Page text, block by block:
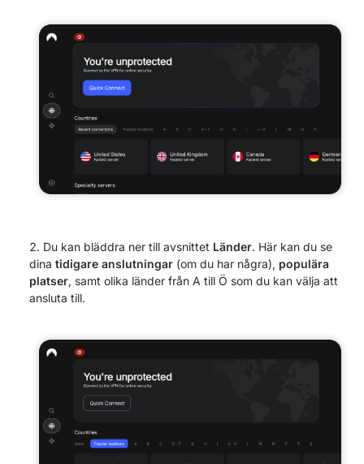
Du kan bläddra ner till avsnittet Länder. Här kan du se
dina tidigare anslutningar (om du har några), populära
platser, samt olika länder från A till Ö som du kan välja att
ansluta till.